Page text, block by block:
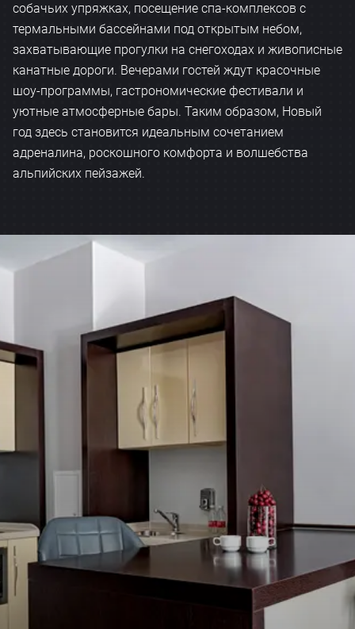
собачьих упряжках, посещение спа-комплексов с
термальными бассейнами под открытым небом,
захватывающие прогулки на снегоходах и живописные
канатные дороги. Вечерами гостей ждут красочные
шоу-программы, гастрономические фестивали и
уютные атмосферные бары. Таким образом, Новый
год здесь становится идеальным сочетанием
адреналина, роскошного комфорта и волшебства
альпийских пейзажей.